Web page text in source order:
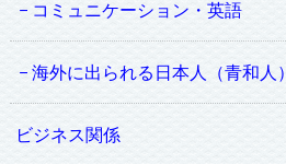
コミュニケーション・英語
海外に出られる日本人（青和人）
ビジネス関係